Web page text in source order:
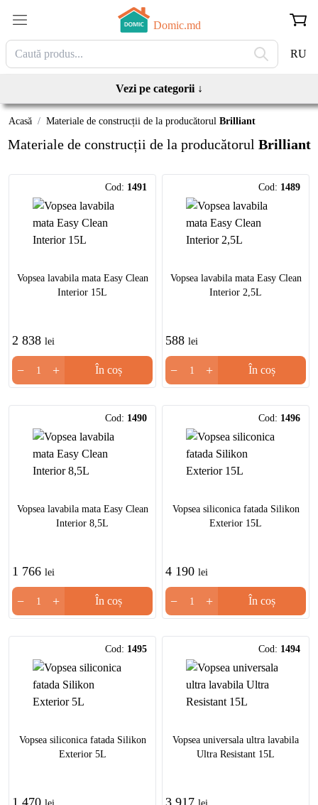
Domic.md
RU
Acasă / Materiale de construcții de la producătorul Brilliant
Materiale de construcții de la producătorul Brilliant
Vezi pe categorii ↓
Cod: 1491
Vopsea lavabila mata Easy Clean
Interior 15L
2 838 lei
− + În coș
Cod: 1489
Vopsea lavabila mata Easy Clean
Interior 2,5L
588 lei
− + În coș
Cod: 1490
Vopsea lavabila mata Easy Clean
Interior 8,5L
1 766 lei
− + În coș
Cod: 1496
Vopsea siliconica fatada Silikon
Exterior 15L
4 190 lei
− + În coș
Cod: 1495
Vopsea siliconica fatada Silikon
Exterior 5L
1 470
Cod: 1494
Vopsea universala ultra lavabila
Ultra Resistant 15L
3 917